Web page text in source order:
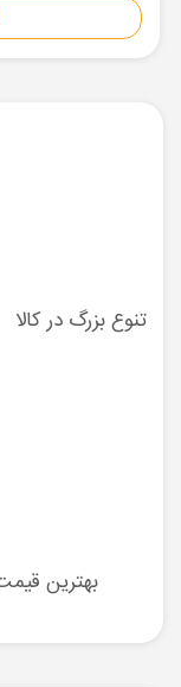
تنوع بزرگ در کالا
بهترین